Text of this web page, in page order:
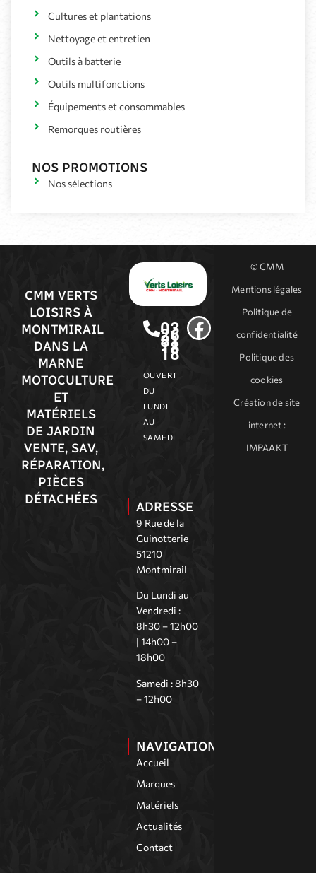
Cultures et plantations
Nettoyage et entretien
Outils à batterie
Outils multifonctions
Équipements et consommables
Remorques routières
NOS PROMOTIONS
Nos sélections
CMM VERTS
LOISIRS À
MONTMIRAIL
DANS LA
MARNE
MOTOCULTURE
ET
MATÉRIELS
DE JARDIN
VENTE, SAV,
RÉPARATION,
PIÈCES
DÉTACHÉES
03
26
81
18
18
OUVERT
DU
LUNDI
AU
SAMEDI
ADRESSE
9 Rue de la
Guinotterie
51210
Montmirail
Du Lundi au
Vendredi :
8h30 – 12h00
| 14h00 –
18h00
Samedi : 8h30
– 12h00
NAVIGATION
Accueil
Marques
Matériels
Actualités
Contact
© CMM
Mentions légales
Politique de
confidentialité
Politique des
cookies
Création de site
internet:
IMPAAKT